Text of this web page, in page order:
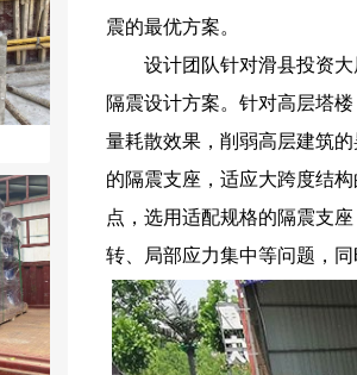
震的最优方案。
设计团队针对滑县投资
隔震设计方案。针对高层塔
量耗散效果，削弱高层建筑
的隔震支座，适应大跨度结
点，选用适配规格的隔震支
转、局部应力集中等问题，